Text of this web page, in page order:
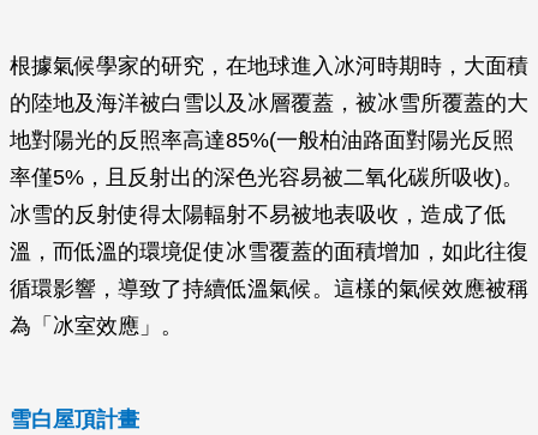
根據氣候學家的研究，在地球進入冰河時期時，大面積
的陸地及海洋被白雪以及冰層覆蓋，被冰雪所覆蓋的大
地對陽光的反照率高達85%(一般柏油路面對陽光反照
率僅5%，且反射出的深色光容易被二氧化碳所吸收)。
冰雪的反射使得太陽輻射不易被地表吸收，造成了低
溫，而低溫的環境促使冰雪覆蓋的面積增加，如此往復
循環影響，導致了持續低溫氣候。這樣的氣候效應被稱
為「冰室效應」。
雪白屋頂計畫